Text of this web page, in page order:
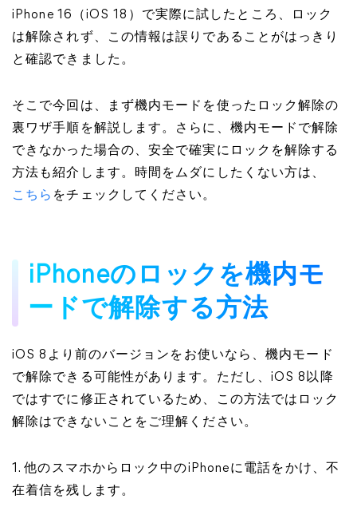
iPhone 16（iOS 18）で実際に試したところ、ロック
は解除されず、この情報は誤りであることがはっきり
と確認できました。
そこで今回は、まず機内モードを使ったロック解除の
裏ワザ手順を解説します。さらに、機内モードで解除
できなかった場合の、安全で確実にロックを解除する
方法も紹介します。時間をムダにしたくない方は、
こちら をチェックしてください。
iPhoneのロックを機内モ
ードで解除する方法
iOS 8より前のバージョンをお使いなら、機内モード
で解除できる可能性があります。ただし、iOS 8以降
ではすでに修正されているため、この方法ではロック
解除はできないことをご理解ください。
1. 他のスマホからロック中のiPhoneに電話をかけ、不
在着信を残します。